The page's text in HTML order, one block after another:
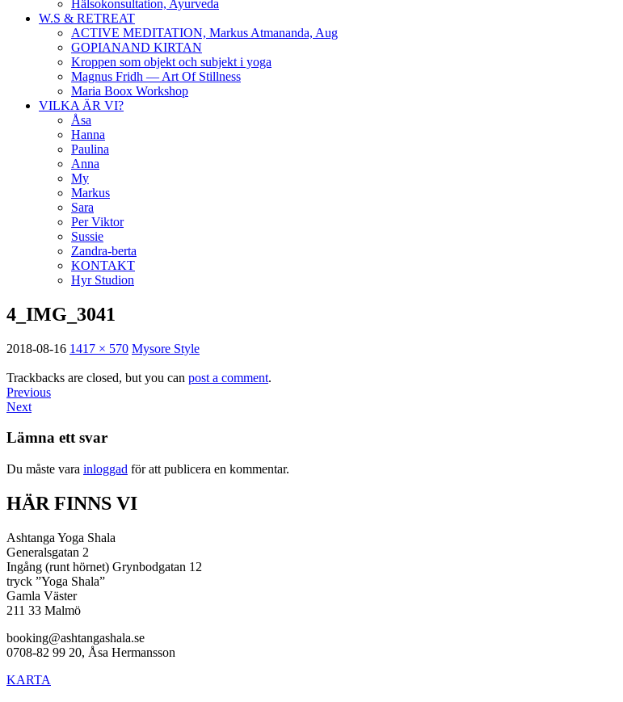
Hälsokonsultation, Ayurveda
W.S & RETREAT
ACTIVE MEDITATION, Markus Atmananda, Aug
GOPIANAND KIRTAN
Kroppen som objekt och subjekt i yoga
Magnus Fridh — Art Of Stillness
Maria Boox Workshop
VILKA ÄR VI?
Åsa
Hanna
Paulina
Anna
My
Markus
Sara
Per Viktor
Sussie
Zandra-berta
KONTAKT
Hyr Studion
4_IMG_3041
2018-08-16 1417 × 570 Mysore Style
Trackbacks are closed, but you can post a comment.
Previous
Next
Lämna ett svar
Du måste vara inloggad för att publicera en kommentar.
HÄR FINNS VI
Ashtanga Yoga Shala
Generalsgatan 2
Ingång (runt hörnet) Grynbodgatan 12
tryck ”Yoga Shala”
Gamla Väster
211 33 Malmö
booking@ashtangashala.se
0708-82 99 20, Åsa Hermansson
KARTA